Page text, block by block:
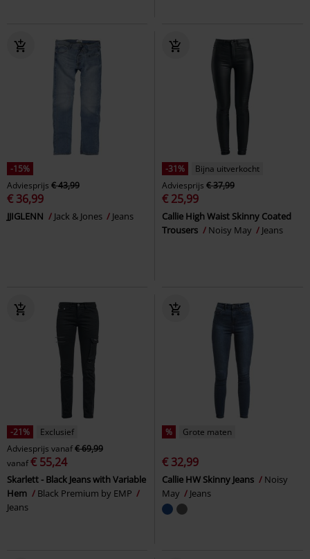
-15%
Adviesprijs € 43,99
€ 36,99
JJIGLENN Jack & Jones Jeans
-31%
Bijna uitverkocht
Adviesprijs € 37,99
€ 25,99
Callie High Waist Skinny Coated
Trousers
Noisy May Jeans
-21%
Exclusief
Adviesprijs vanaf€ 69,99
vanaf€ 55,24
Skarlett - Black Jeans with Variable
Hem
Black Premium by EMP
Jeans
% Grote maten
€ 32,99
Callie HW Skinny Jeans
Noisy
May
Jeans